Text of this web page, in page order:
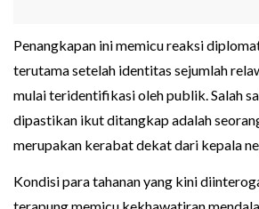
Penangkapan ini memicu reaksi
terutama setelah identitas sejumlah
mulai teridentifikasi oleh publik. Salah
dipastikan ikut ditangkap adalah
merupakan kerabat dekat dari kepala
Kondisi para tahanan yang kini
terapung memicu kekhawatiran